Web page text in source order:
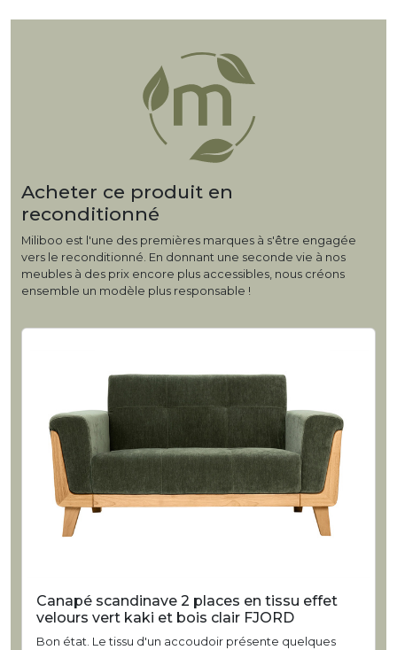
Acheter ce produit en
reconditionné
Miliboo est l'une des premières marques à s'être engagée
vers le reconditionné. En donnant une seconde vie à nos
meubles à des prix encore plus accessibles, nous créons
ensemble un modèle plus responsable !
Canapé scandinave 2 places en tissu effet
velours vert kaki et bois clair FJORD
Bon état. Le tissu d'un accoudoir présente quelques